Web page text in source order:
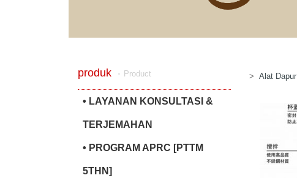
produk ‧ Product
• LAYANAN KONSULTASI &
TERJEMAHAN
• PROGRAM APRC [PTTM
5THN]
> Alat Dapur